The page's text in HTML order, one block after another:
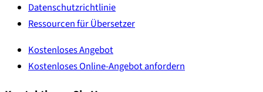
Datenschutzrichtlinie
Ressourcen für Übersetzer
Kostenloses Angebot
Kostenloses Online-Angebot anfordern